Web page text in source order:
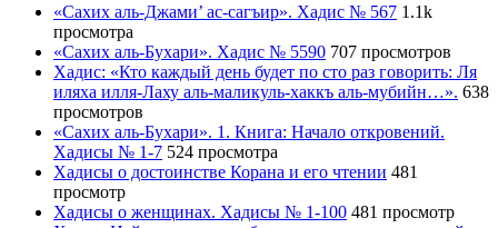
«Сахих аль-Джами’ ас-сагъир». Хадис № 567 1.1k
просмотра
«Сахих аль-Бухари». Хадис № 5590 707 просмотров
Хадис: «Кто каждый день будет по сто раз говорить: Ля
иляха илля-Лаху аль-маликуль-хаккъ аль-мубийн…». 638
просмотров
«Сахих аль-Бухари». 1. Книга: Начало откровений.
Хадисы № 1-7 524 просмотра
Хадисы о достоинстве Корана и его чтении 481
просмотр
Хадисы о женщинах. Хадисы № 1-100 481 просмотр